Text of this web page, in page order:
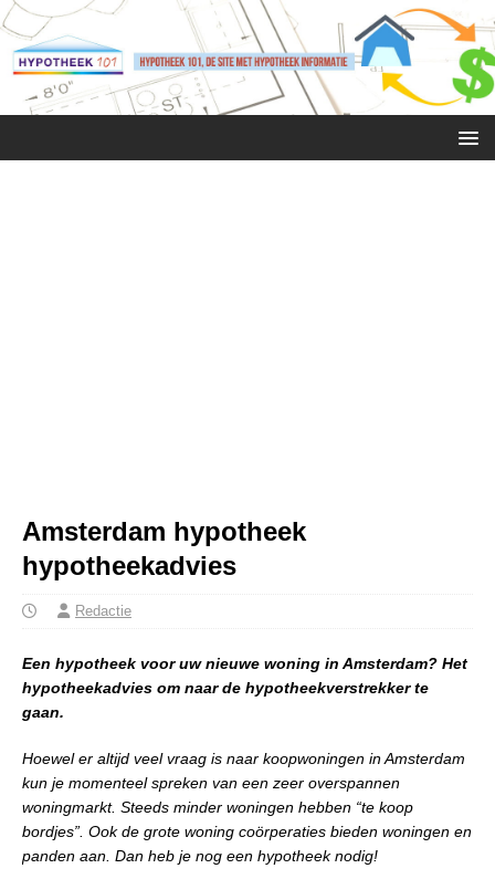
Amsterdam hypotheek
hypotheekadvies
Redactie
Een hypotheek voor uw nieuwe woning in Amsterdam? Het
hypotheekadvies om naar de hypotheekverstrekker te
gaan.
Hoewel er altijd veel vraag is naar koopwoningen in Amsterdam
kun je momenteel spreken van een zeer overspannen
woningmarkt. Steeds minder woningen hebben “te koop
bordjes”. Ook de grote woning coörperaties bieden woningen en
panden aan. Dan heb je nog een hypotheek nodig!